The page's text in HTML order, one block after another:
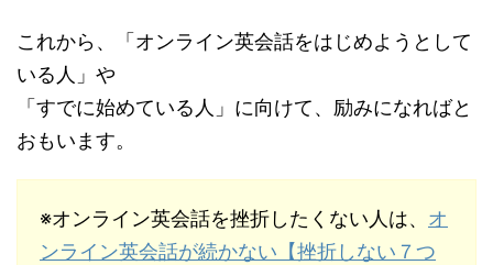
これから、「オンライン英会話をはじめようとして
いる人」や
「すでに始めている人」に向けて、励みになればと
おもいます。
※オンライン英会話を挫折したくない人は、 オ
ンライン英会話が続かない【挫折しない７つ